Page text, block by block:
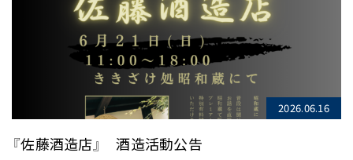
2026.06.16
『佐藤酒造店』 酒造活動公告